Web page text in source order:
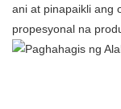
ani at pinapaikli ang
propesyonal na